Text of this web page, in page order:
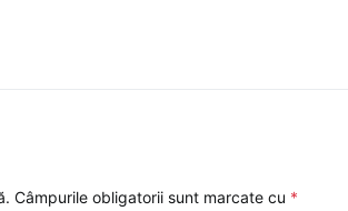
Câmpurile obligatorii sunt marcate cu *